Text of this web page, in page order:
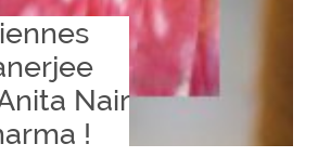
Nair
!